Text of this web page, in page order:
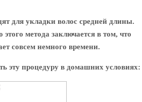
для укладки волос средней длины.
метода заключается в том, что
совсем немного времени.
эту процедуру в домашних условиях: